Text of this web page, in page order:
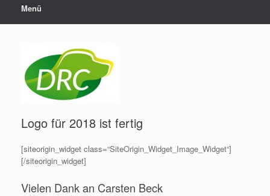
Menü
Logo für 2018 ist fertig
[siteorigin_widget class=“SiteOrigin_Widget_Image_Widget“]
[/siteorigin_widget]
Vielen Dank an Carsten Beck